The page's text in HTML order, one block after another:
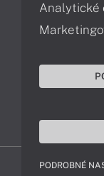
Analytické
PODROBNÉ